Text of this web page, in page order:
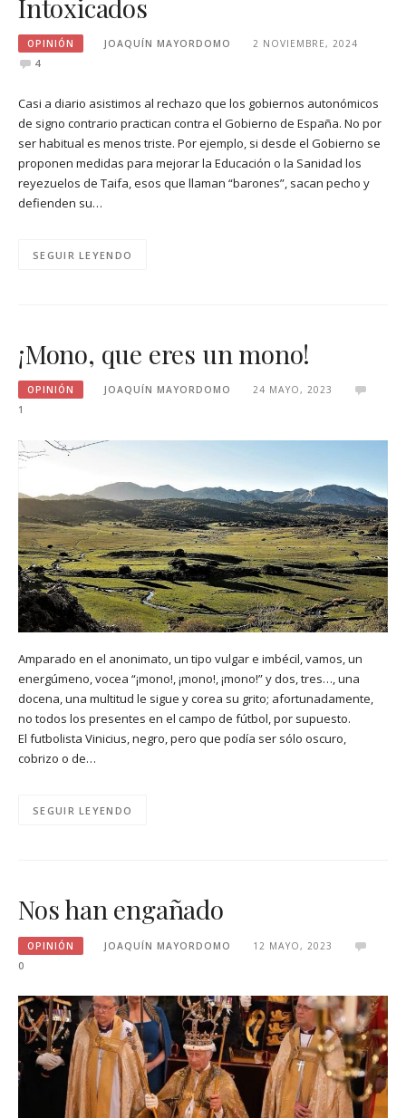
Intoxicados
OPINIÓN JOAQUÍN MAYORDOMO
2 NOVIEMBRE, 2024
4
Casi a diario asistimos al rechazo que los gobiernos autonómicos
de signo contrario practican contra el Gobierno de España. No por
ser habitual es menos triste. Por ejemplo, si desde el Gobierno se
proponen medidas para mejorar la Educación o la Sanidad los
reyezuelos de Taifa, esos que llaman “barones”, sacan pecho y
defienden su…
SEGUIR LEYENDO
¡Mono, que eres un mono!
OPINIÓN JOAQUÍN MAYORDOMO
24 MAYO, 2023
1
Amparado en el anonimato, un tipo vulgar e imbécil, vamos, un
energúmeno, vocea “¡mono!, ¡mono!, ¡mono!” y dos, tres…, una
docena, una multitud le sigue y corea su grito; afortunadamente,
no todos los presentes en el campo de fútbol, por supuesto.
El futbolista Vinicius, negro, pero que podía ser sólo oscuro,
cobrizo o de…
SEGUIR LEYENDO
Nos han engañado
OPINIÓN JOAQUÍN MAYORDOMO
12 MAYO, 2023
0